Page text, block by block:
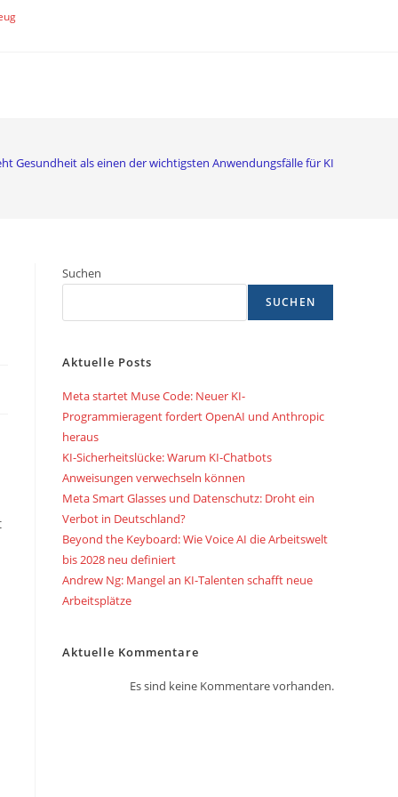
Gesundheit als einen der wichtigsten Anwendungsfälle für KI
Suchen
SUCHEN
Aktuelle Posts
Meta startet Muse Code: Neuer KI-
Programmieragent fordert OpenAI und Anthropic
heraus
KI-Sicherheitslücke: Warum KI-Chatbots
Anweisungen verwechseln können
Meta Smart Glasses und Datenschutz: Droht ein
Verbot in Deutschland?
Beyond the Keyboard: Wie Voice AI die Arbeitswelt
bis 2028 neu definiert
Andrew Ng: Mangel an KI-Talenten schafft neue
Arbeitsplätze
Aktuelle Kommentare
Es sind keine Kommentare vorhanden.